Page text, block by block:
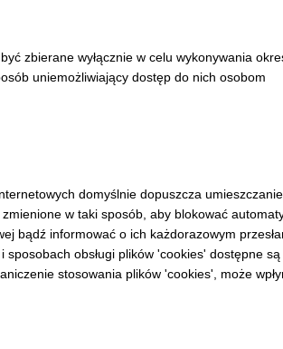
zbierane wyłącznie w celu wykonywania
uniemożliwiający dostęp do nich osobom
domyślnie dopuszcza
w taki sposób, aby blokować
bądź informować o ich każdorazowym
obsługi plików 'cookies' dostępne są
stosowania plików 'cookies', może